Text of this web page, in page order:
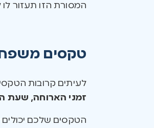
המסורת הזו תעזור
טקסים
לעיתים קרובות
זמני הארוחה, שעת
הטקסים שלכם